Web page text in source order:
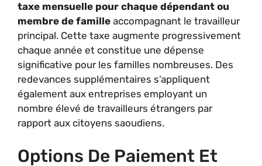
taxe mensuelle pour chaque dépendant ou
membre de famille accompagnant le travailleur
principal. Cette taxe augmente progressivement
chaque année et constitue une dépense
significative pour les familles nombreuses. Des
redevances supplémentaires s’appliquent
également aux entreprises employant un
nombre élevé de travailleurs étrangers par
rapport aux citoyens saoudiens.
Options De Paiement Et